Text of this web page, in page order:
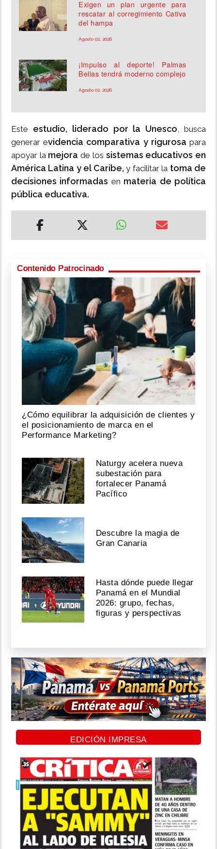
Exigen un plan urgente para
rescatar al corregimiento Cativa
del hampa
Agosto 02, 2026
¡Impulso al deporte! Palmas
Bellas tendrá moderno complejo
Agosto 02, 2026
Este estudio, liderado por la Unesco, busca
generar evidencia comparativa y rigurosapara
apoyar lamejora de los sistemas educativos en
América Latina y el Caribe, y facilitar la toma de
decisiones informadas en materia de política
pública educativa.
Contenido Patrocinado
¿Cómo equilibrar la adquisición de clientes y
el posicionamiento de marca en el
Performance Marketing?
Naturgy acelera nueva
subestación para
fortalecer Panamá
Pacífico
Descubre la magia de
Gran Canaria
Hasta dónde puede llegar
Panamá en el Mundial
2026: grupo, fechas,
figuras y perspectivas
EDICIÓN IMPRESA